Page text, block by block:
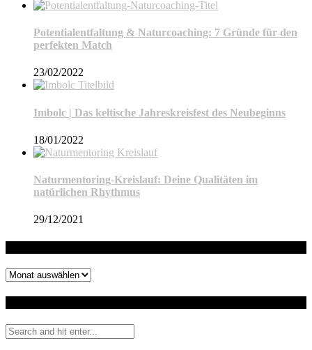
Potentialentfaltung & Naturcoaching: 7 Gründe für den
perfekten Match
23/02/2022
Imbolc | Das keltische Jahreskreisfest des Neubeginns
18/01/2022
Naturmentoring-Kreislauf: Deine Qualitäten im
natürlichen Rhythmus
29/12/2021
Archiv